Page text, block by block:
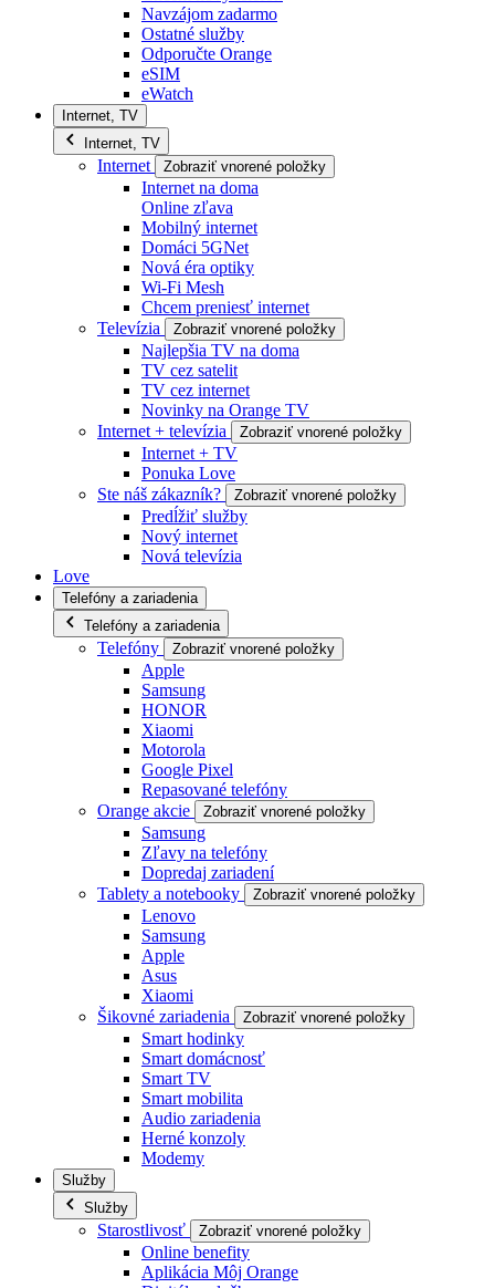
Navzájom zadarmo
Ostatné služby
Odporučte Orange
eSIM
eWatch
Internet, TV
Internet, TV
Internet Zobraziť vnorené položky
Internet na doma
Online zľava
Mobilný internet
Domáci 5GNet
Nová éra optiky
Wi-Fi Mesh
Chcem preniesť internet
Televízia
Zobraziť vnorené položky
Najlepšia TV na doma
TV cez satelit
TV cez internet
Novinky na Orange TV
Internet + televízia
Zobraziť vnorené položky
Internet + TV
Ponuka Love
Ste náš zákazník?
Zobraziť vnorené položky
Predĺžiť služby
Nový internet
Nová televízia
Love
Telefóny a zariadenia
Telefóny a zariadenia
Telefóny Zobraziť vnorené položky
Apple
Samsung
HONOR
Xiaomi
Motorola
Google Pixel
Repasované telefóny
Orange akcie
Zobraziť vnorené položky
Samsung
Zľavy na telefóny
Dopredaj zariadení
Tablety a notebooky
Zobraziť vnorené položky
Lenovo
Samsung
Apple
Asus
Xiaomi
Šikovné zariadenia
Zobraziť vnorené položky
Smart hodinky
Smart domácnosť
Smart TV
Smart mobilita
Audio zariadenia
Herné konzoly
Modemy
Služby
Služby
Starostlivosť Zobraziť vnorené položky
Online benefity
Aplikácia Môj Orange